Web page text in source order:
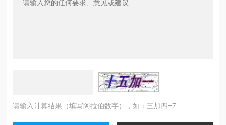
请输入计算结果（填写阿拉伯数字），如：三加四=7